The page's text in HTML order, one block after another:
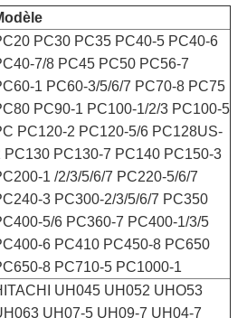
PC30 PC35 PC40-5 PC40-6
7/8 PC45 PC50 PC56-7
1 PC60-3/5/6/7 PC70-8 PC75
PC90-1 PC100-1/2/3 PC100-5
PC120-2 PC120-5/6 PC128US-
PC130 PC130-7 PC140 PC150-3
1 /2/3/5/6/7 PC220-5/6/7
3 PC300-2/3/5/6/7 PC350
5/6 PC360-7 PC400-1/3/5
6 PC410 PC450-8 PC650
8 PC710-5 PC1000-1
UH045 UH052 UHO53
UH07-5 UH09-7 UH04-7